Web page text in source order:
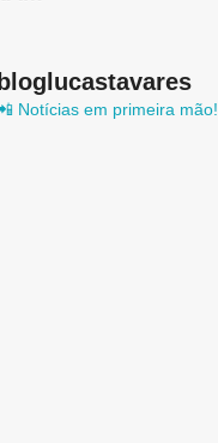
bloglucastavares
Notícias em primeira mão!